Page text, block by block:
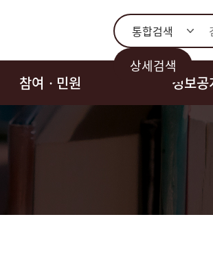
통합검색
상세검색
참여ㆍ민원 정보공